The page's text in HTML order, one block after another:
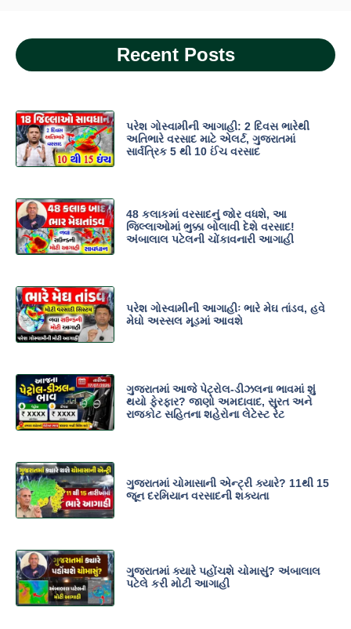
Recent Posts
પરેશ ગોસ્વામીની આગાહી: 2 દિવસ ભારેથી
અતિભારે વરસાદ માટે એલર્ટ, ગુજરાતમાં
સાર્વત્રિક 5 થી 10 ઈંચ વરસાદ
48 કલાકમાં વરસાદનું જોર વધશે, આ
જિલ્લાઓમાં ભુક્કા બોલાવી દેશે વરસાદ!
અંબાલાલ પટેલની ચોંકાવનારી આગાહી
પરેશ ગોસ્વામીની આગાહીઃ ભારે મેઘ તાંડવ, હવે
મેઘો અસ્સલ મૂડમાં આવશે
ગુજરાતમાં આજે પેટ્રોલ-ડીઝલના ભાવમાં શું
થયો ફેરફાર? જાણો અમદાવાદ, સુરત અને
રાજકોટ સહિતના શહેરોના લેટેસ્ટ રેટ
ગુજરાતમાં ચોમાસાની એન્ટ્રી ક્યારે? 11થી 15
જૂન દરમિયાન વરસાદની શક્યતા
ગુજરાતમાં ક્યારે પહોંચશે ચોમાસું? અંબાલાલ
પટેલે કરી મોટી આગાહી